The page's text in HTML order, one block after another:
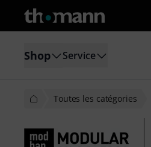
Shop Service
Toutes les catégories